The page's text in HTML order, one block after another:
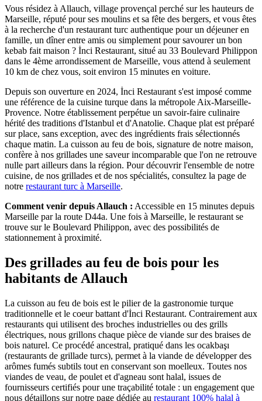
Vous résidez àAllauch, village provençal perché sur les hauteurs de
Marseille, réputé pour ses moulins et sa fête des bergers, et vous êtes
à la recherche d'un restaurant turc authentique pour un déjeuner en
famille, un dîner entre amis ou simplement pour savourer un bon
kebab fait maison ? İnci Restaurant, situé au 33 Boulevard Philippon
dans le 4ème arrondissement de Marseille, vous attend à seulement
10 km de chez vous, soit environ 15 minutes en voiture.
Depuis son ouverture en 2024, İnci Restaurant s'est imposé comme
une référence de la cuisine turque dans la métropole Aix-Marseille-
Provence. Notre établissement perpétue un savoir-faire culinaire
hérité des traditions d'Istanbul et d'Anatolie. Chaque plat est préparé
sur place, sans exception, avec des ingrédients frais sélectionnés
chaque matin. La cuisson au feu de bois, signature de notre maison,
confère à nos grillades une saveur incomparable que l'on ne retrouve
nulle part ailleurs dans la région. Pour découvrir l'ensemble de notre
cuisine, de nos grillades et de nos spécialités, consultez la page de
notre restaurant turc à Marseille.
Comment venir depuisAllauch : Accessible en 15 minutes depuis
Marseille par la route D44a. Une fois à Marseille, le restaurant se
trouve sur le Boulevard Philippon, avec des possibilités de
stationnement à proximité.
Des grillades au feu de bois pour les
habitants de Allauch
La cuisson au feu de bois est le pilier de la gastronomie turque
traditionnelle et le coeur battant d'İnci Restaurant. Contrairement aux
restaurants qui utilisent des broches industrielles ou des grills
électriques, nous grillons chaque pièce de viande sur des braises de
bois naturel. Ce procédé ancestral, pratiqué dans les ocakbaşı
(restaurants de grillade turcs), permet à la viande de développer des
arômes fumés subtils tout en conservant son moelleux. Toutes nos
viandes de veau, de poulet et d'agneau sont halal, issues de
fournisseurs certifiés pour une traçabilité totale : un engagement que
nous détaillons sur notre page dédiée au restaurant 100% halal à